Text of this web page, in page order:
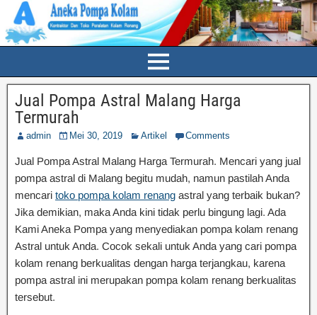
Jual Pompa Astral Malang Harga
Termurah
admin Mei 30, 2019 Artikel Comments
Jual Pompa Astral Malang Harga Termurah. Mencari yang jual
pompa astral di Malang begitu mudah, namun pastilah Anda
mencari toko pompa kolam renang astral yang terbaik bukan?
Jika demikian, maka Anda kini tidak perlu bingung lagi. Ada
Kami Aneka Pompa yang menyediakan pompa kolam renang
Astral untuk Anda. Cocok sekali untuk Anda yang cari pompa
kolam renang berkualitas dengan harga terjangkau, karena
pompa astral ini merupakan pompa kolam renang berkualitas
tersebut.